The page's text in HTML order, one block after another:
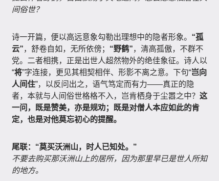
间俗世？
诗一开篇，便以高远意象勾勒出理想中的隐者形象。 “孤
云”，舒卷自如，无所依傍； “野鹤”，清高孤傲，不群不
党。二者相携，正是出世人超然物外的绝佳象征。诗人以
“将”字连接，更见其相契相伴、形影不离之意。下句“岂向
人间住”，以反问出之，语气笃定而有力——真正的隐
者，本就与人间俗世格格不入，岂肯栖身于尘嚣之中？ 这
一问，既是赞美，亦是规劝；既是对僧人本应如此的肯
定，也是对他莫忘初心的提醒。
尾联：“莫买沃洲山，时人已知处。”
不要去购买那沃洲山上的居所，因为那里早已是世人所知
的地方。